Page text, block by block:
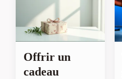
Offrir un
cadeau